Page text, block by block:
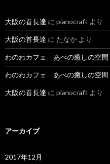
大阪の首長達 に pianocraft より
大阪の首長達 に たなか より
わのわカフェ あべの癒しの空間
わのわカフェ あべの癒しの空間
大阪の首長達 に pianocraft より
アーカイブ
2017年12月